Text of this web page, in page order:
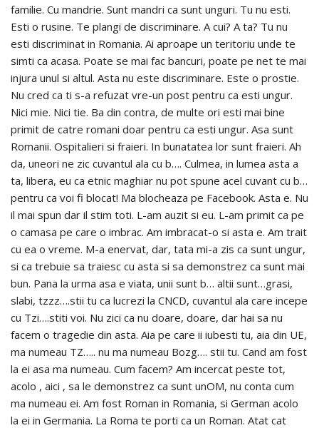
familie. Cu mandrie. Sunt mandri ca sunt unguri. Tu nu esti.
Esti o rusine. Te plangi de discriminare. A cui? A ta? Tu nu
esti discriminat in Romania. Ai aproape un teritoriu unde te
simti ca acasa. Poate se mai fac bancuri, poate pe net te mai
injura unul si altul. Asta nu este discriminare. Este o prostie.
Nu cred ca ti s-a refuzat vre-un post pentru ca esti ungur.
Nici mie. Nici tie. Ba din contra, de multe ori esti mai bine
primit de catre romani doar pentru ca esti ungur. Asa sunt
Romanii. Ospitalieri si fraieri. In bunatatea lor sunt fraieri. Ah
da, uneori ne zic cuvantul ala cu b…. Culmea, in lumea asta a
ta, libera, eu ca etnic maghiar nu pot spune acel cuvant cu b…
pentru ca voi fi blocat! Ma blocheaza pe Facebook. Asta e. Nu
il mai spun dar il stim toti. L-am auzit si eu. L-am primit ca pe
o camasa pe care o imbrac. Am imbracat-o si asta e. Am trait
cu ea o vreme. M-a enervat, dar, tata mi-a zis ca sunt ungur,
si ca trebuie sa traiesc cu asta si sa demonstrez ca sunt mai
bun. Pana la urma asa e viata, unii sunt b… altii sunt…grasi,
slabi, tzzz….stii tu ca lucrezi la CNCD, cuvantul ala care incepe
cu Tzi….stiti voi. Nu zici ca nu doare, doare, dar hai sa nu
facem o tragedie din asta. Aia pe care ii iubesti tu, aia din UE,
ma numeau TZ….. nu ma numeau Bozg…. stii tu. Cand am fost
la ei asa ma numeau. Cum facem? Am incercat peste tot,
acolo , aici , sa le demonstrez ca sunt unOM, nu conta cum
ma numeau ei. Am fost Roman in Romania, si German acolo
la ei in Germania. La Roma te porti ca un Roman. Atat cat